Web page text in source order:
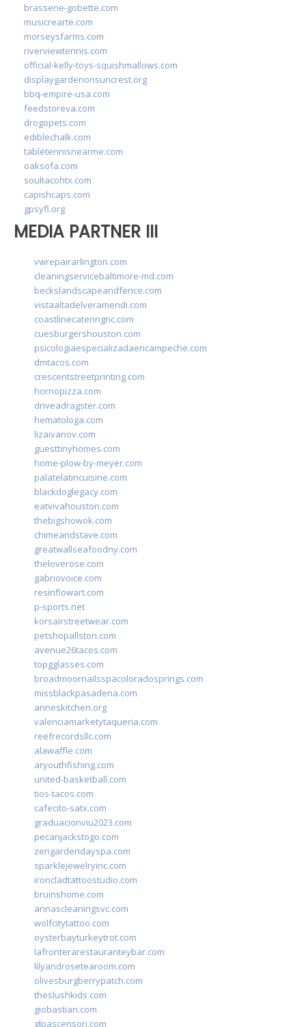
brasserie-gobette.com
musicrearte.com
morseysfarms.com
riverviewtennis.com
official-kelly-toys-squishmallows.com
displaygardenonsuncrest.org
bbq-empire-usa.com
feedstoreva.com
drogopets.com
ediblechalk.com
tabletennisnearme.com
oaksofa.com
soultacohtx.com
capishcaps.com
gpsyfl.org
MEDIA PARTNER III
vwrepairarlington.com
cleaningservicebaltimore-md.com
beckslandscapeandfence.com
vistaaltadelveramendi.com
coastlinecateringnc.com
cuesburgershouston.com
psicologiaespecializadaencampeche.com
dmtacos.com
crescentstreetprinting.com
hornopizza.com
driveadragster.com
hematologa.com
lizaivanov.com
guesttinyhomes.com
home-plow-by-meyer.com
palatelatincuisine.com
blackdoglegacy.com
eatvivahouston.com
thebigshowok.com
chimeandstave.com
greatwallseafoodny.com
theloverose.com
gabriovoice.com
resinflowart.com
p-sports.net
korsairstreetwear.com
petshopallston.com
avenue26tacos.com
topgglasses.com
broadmoornailsspacoloradosprings.com
missblackpasadena.com
anneskitchen.org
valenciamarketytaqueria.com
reefrecordsllc.com
alawaffle.com
aryouthfishing.com
united-basketball.com
tios-tacos.com
cafecito-satx.com
graduacionviu2023.com
pecanjackstogo.com
zengardendayspa.com
sparklejewelryinc.com
ironcladtattoostudio.com
bruinshome.com
annascleaningsvc.com
wolfcitytattoo.com
oysterbayturkeytrot.com
lafronterarestauranteybar.com
lilyandrosetearoom.com
olivesburgberrypatch.com
theslushkids.com
giobastian.com
glpascensori.com